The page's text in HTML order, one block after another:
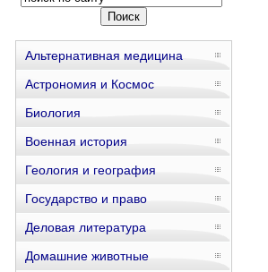
Альтернативная медицина
Астрономия и Космос
Биология
Военная история
Геология и география
Государство и право
Деловая литература
Домашние животные